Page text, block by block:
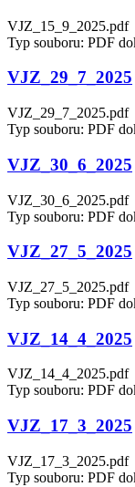
VJZ_15_9_2025.pdf
Typ souboru: PDF
VJZ_29_7_2025
VJZ_29_7_2025.pdf
Typ souboru: PDF
VJZ_30_6_2025
VJZ_30_6_2025.pdf
Typ souboru: PDF
VJZ_27_5_2025
VJZ_27_5_2025.pdf
Typ souboru: PDF
VJZ_14_4_2025
VJZ_14_4_2025.pdf
Typ souboru: PDF
VJZ_17_3_2025
VJZ_17_3_2025.pdf
Typ souboru: PDF